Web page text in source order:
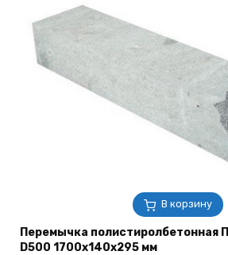
В корзину
Перемычка полистиролбетонная
D500 1700х140х295 мм